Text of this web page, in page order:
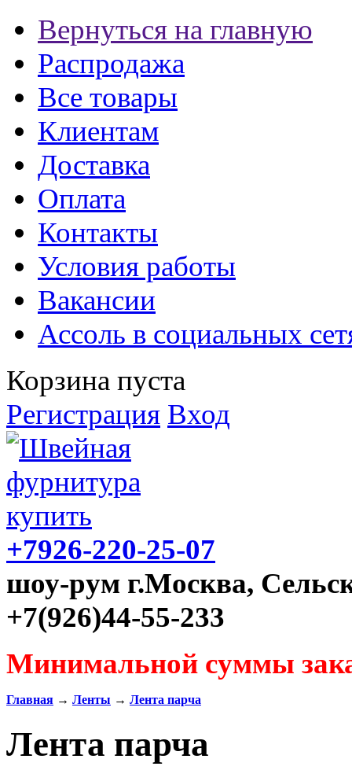
Вернуться на главную
Распродажа
Все товары
Клиентам
Доставка
Оплата
Контакты
Условия работы
Вакансии
Ассоль в социальных
Корзина пуста
Регистрация Вход
+7926-220-25-07
шоу-рум г.Москва,
+7(926)44-55-233
Минимальной суммы
Главная → Ленты → Лента парча
Лента парча